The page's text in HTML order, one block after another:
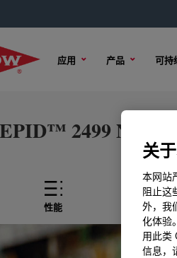
应用 产品 可持
2499 NT
性能 技术内容
关
本网站
阻止这
外，我
化体验
用此类
信息，